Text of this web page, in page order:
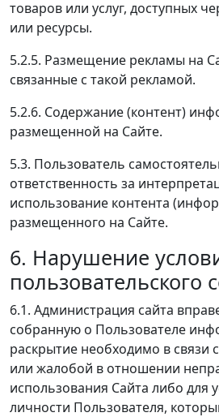
товаров или услуг, доступных
или ресурсы.
5.2.5. Размещение рекламы на
связанные с такой рекламой.
5.2.6. Содержание (контент)
размещенной на Сайте.
5.3. Пользователь
ответственность за
использование контента
размещенного на Сайте.
6. Нарушение
пользовательского
6.1. Администрация сайта
собранную о Пользователе
раскрытие необходимо в связи
или жалобой в отношении
использования Сайта либо для
личности Пользователя,